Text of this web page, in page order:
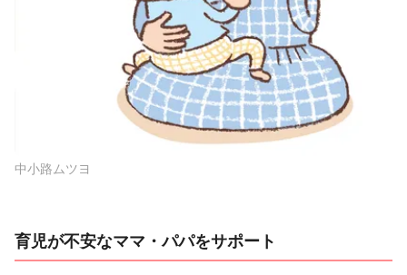
中小路ムツヨ
育児が不安なママ・パパをサポート